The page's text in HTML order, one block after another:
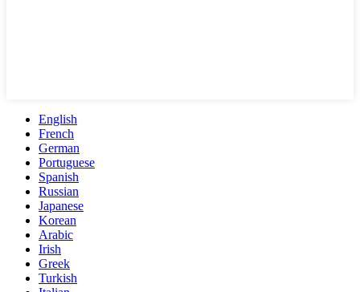
English
French
German
Portuguese
Spanish
Russian
Japanese
Korean
Arabic
Irish
Greek
Turkish